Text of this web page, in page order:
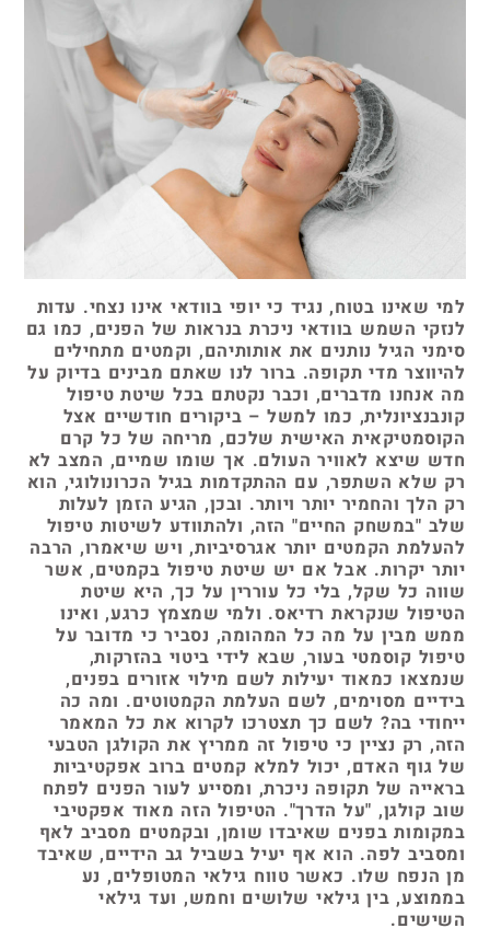
למי שאינו בטוח, נגיד כי יופי בוודאי אינו נצחי. עדות
לנזקי השמש בוודאי ניכרת בנראות של הפנים, כמו גם
סימני הגיל נותנים את אותותיהם, וקמטים מתחילים
להיווצר מדי תקופה. ברור לנו שאתם מבינים בדיוק על
מה אנחנו מדברים, וכבר נקטתם בכל שיטת טיפול
קונבנציונלית, כמו למשל – ביקורים חודשיים אצל
הקוסמטיקאית האישית שלכם, מריחה של כל קרם
חדש שיצא לאוויר העולם. אך שומו שמיים, המצב לא
רק שלא השתפר, עם ההתקדמות בגיל הכרונולוגי, הוא
רק הלך והחמיר יותר ויותר. ובכן, הגיע הזמן לעלות
שלב "במשחק החיים" הזה, ולהתוודע לשיטות טיפול
להעלמת הקמטים יותר אגרסיביות, ויש שיאמרו, הרבה
יותר יקרות. אבל אם יש שיטת טיפול בקמטים, אשר
שווה כל שקל, בלי כל עוררין על כך, היא שיטת
הטיפול שנקראת רדיאס. ולמי שמצמץ כרגע, ואינו
ממש מבין על מה כל המהומה, נסביר כי מדובר על
טיפול קוסמטי בעור, שבא לידי ביטוי בהזרקות,
שנמצאו כמאוד יעילות לשם מילוי אזורים בפנים,
בידיים מסוימים, לשם העלמת הקמטוטים. ומה כה
ייחודי בה? לשם כך תצטרכו לקרוא את כל המאמר
הזה, רק נציין כי טיפול זה ממריץ את הקולגן הטבעי
של גוף האדם, יכול למלא קמטים ברוב אפקטיביות
בראייה של תקופה ניכרת, ומסייע לעור הפנים לפתח
שוב קולגן, "על הדרך". הטיפול הזה מאוד אפקטיבי
במקומות בפנים שאיבדו שומן, ובקמטים מסביב לאף
ומסביב לפה. הוא אף יעיל בשביל גב הידיים, שאיבד
מן הנפח שלו. כאשר טווח גילאי המטופלים, נע
בממוצע, בין גילאי שלושים וחמש, ועד גילאי
השישים.